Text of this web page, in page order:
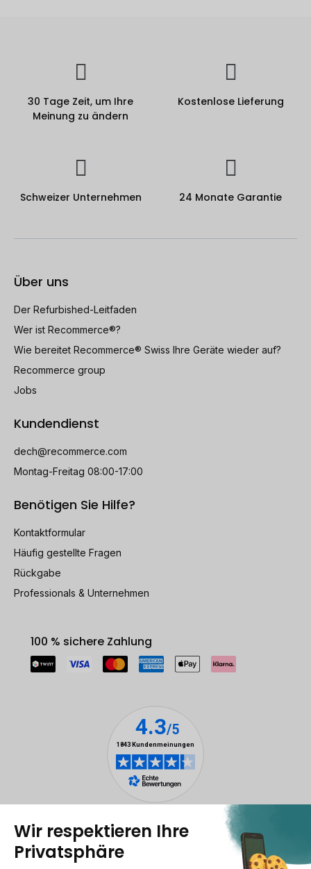
30 Tage Zeit, um Ihre
Meinung zu ändern
Kostenlose Lieferung
Schweizer Unternehmen 24 Monate Garantie
Über uns
Der Refurbished-Leitfaden
Wer ist Recommerce®?
Wie bereitet Recommerce® Swiss Ihre Geräte wieder auf?
Recommerce group
Jobs
Kundendienst
dech@recommerce.com
Montag-Freitag 08:00-17:00
Benötigen Sie Hilfe?
Kontaktformular
Häufig gestellte Fragen
Rückgabe
Professionals & Unternehmen
100 % sichere Zahlung